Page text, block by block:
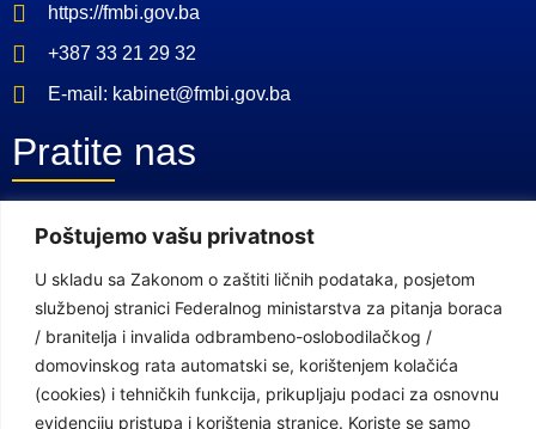
Poštujemo vašu privatnost
U skladu sa Zakonom o zaštiti ličnih podataka, posjetom
službenoj stranici Federalnog ministarstva za pitanja boraca
/ branitelja i invalida odbrambeno-oslobodilačkog /
domovinskog rata automatski se, korištenjem kolačića
(cookies) i tehničkih funkcija, prikupljaju podaci za osnovnu
evidenciju pristupa i korištenja stranice. Koriste se samo
https://fmbi.gov.ba
+387 33 21 29 32
E-mail: kabinet@fmbi.gov.ba
Pratite nas
Facebook Stranica
Youtube Kanal
Linkovi
Vlada Federacije Bosne i Hercegovine